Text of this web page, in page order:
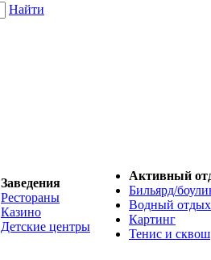
Найти
Заведения
Рестораны
Казино
Детские центры
Активный
Бильярд/
Водный отдых
Картинг
Тенис и сквош